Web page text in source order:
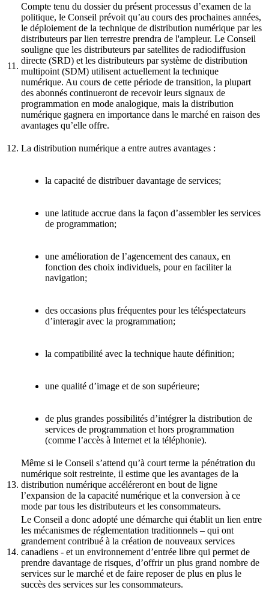
11.
Compte tenu du dossier du présent processus d’examen de la
politique, le Conseil prévoit qu’au cours des prochaines années,
le déploiement de la technique de distribution numérique par les
distributeurs par lien terrestre prendra de l'ampleur. Le Conseil
souligne que les distributeurs par satellites de radiodiffusion
directe (SRD) et les distributeurs par système de distribution
multipoint (SDM) utilisent actuellement la technique
numérique. Au cours de cette période de transition, la plupart
des abonnés continueront de recevoir leurs signaux de
programmation en mode analogique, mais la distribution
numérique gagnera en importance dans le marché en raison des
avantages qu’elle offre.
12. La distribution numérique a entre autres avantages :
la capacité de distribuer davantage de services;
une latitude accrue dans la façon d’assembler les services
de programmation;
une amélioration de l’agencement des canaux, en
fonction des choix individuels, pour en faciliter la
navigation;
des occasions plus fréquentes pour les téléspectateurs
d’interagir avec la programmation;
la compatibilité avec la technique haute définition;
une qualité d’image et de son supérieure;
de plus grandes possibilités d’intégrer la distribution de
services de programmation et hors programmation
(comme l’accès à Internet et la téléphonie).
13.
Même si le Conseil s’attend qu’à court terme la pénétration du
numérique soit restreinte, il estime que les avantages de la
distribution numérique accéléreront en bout de ligne
l’expansion de la capacité numérique et la conversion à ce
mode par tous les distributeurs et les consommateurs.
14.
Le Conseil a donc adopté une démarche qui établit un lien entre
les mécanismes de réglementation traditionnels – qui ont
grandement contribué à la création de nouveaux services
canadiens - et un environnement d’entrée libre qui permet de
prendre davantage de risques, d’offrir un plus grand nombre de
services sur le marché et de faire reposer de plus en plus le
succès des services sur les consommateurs.